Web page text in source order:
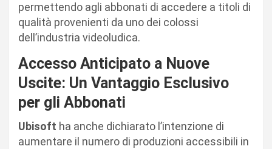
permettendo agli abbonati di accedere a titoli di
qualità provenienti da uno dei colossi
dell’industria videoludica.
Accesso Anticipato a Nuove
Uscite: Un Vantaggio Esclusivo
per gli Abbonati
Ubisoft ha anche dichiarato l’intenzione di
aumentare il numero di produzioni accessibili in